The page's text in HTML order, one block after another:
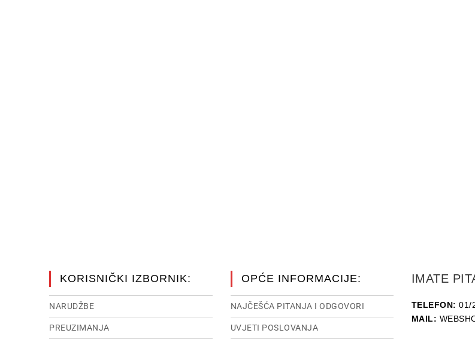
KORISNIČKI IZBORNIK:
NARUDŽBE
PREUZIMANJA
OPĆE INFORMACIJE:
NAJČEŠĆA PITANJA I ODGOVORI
UVJETI POSLOVANJA
IMATE
TELEFON: 01/
MAIL: